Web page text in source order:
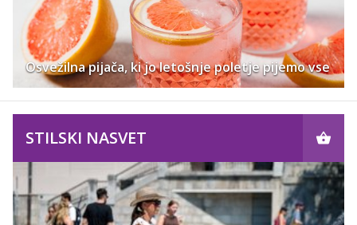
Osvežilna pijača, ki jo letošnje poletje pijemo vse
STILSKI NASVET